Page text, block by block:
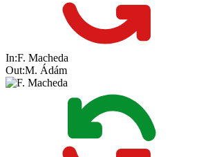
In:F. Macheda
Out:M. Ádám